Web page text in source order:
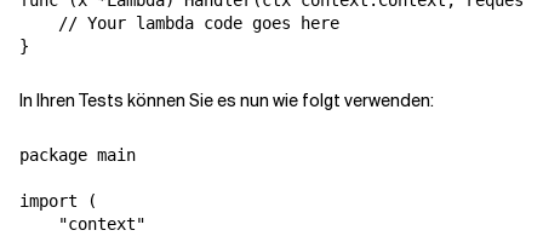
    // Your lambda code goes here
In Ihren Tests können Sie es nun wie folgt verwenden:
package main
import (
    "context"